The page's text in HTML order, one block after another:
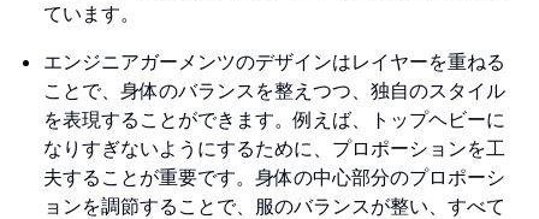
ています。
エンジニアガーメンツのデザインはレイヤーを重ねる
ことで、身体のバランスを整えつつ、独自のスタイル
を表現することができます。例えば、トップヘビーに
なりすぎないようにするために、プロポーションを工
夫することが重要です。身体の中心部分のプロポーシ
ョンを調節することで、服のバランスが整い、すべて